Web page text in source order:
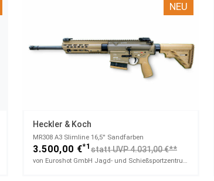
NEU
Heckler & Koch
MR308 A3 Slimline 16,5'' Sandfarben
3.500,00 €*1 statt UVP 4.031,00 €**
von Euroshot GmbH Jagd- und Schießsportzentrum